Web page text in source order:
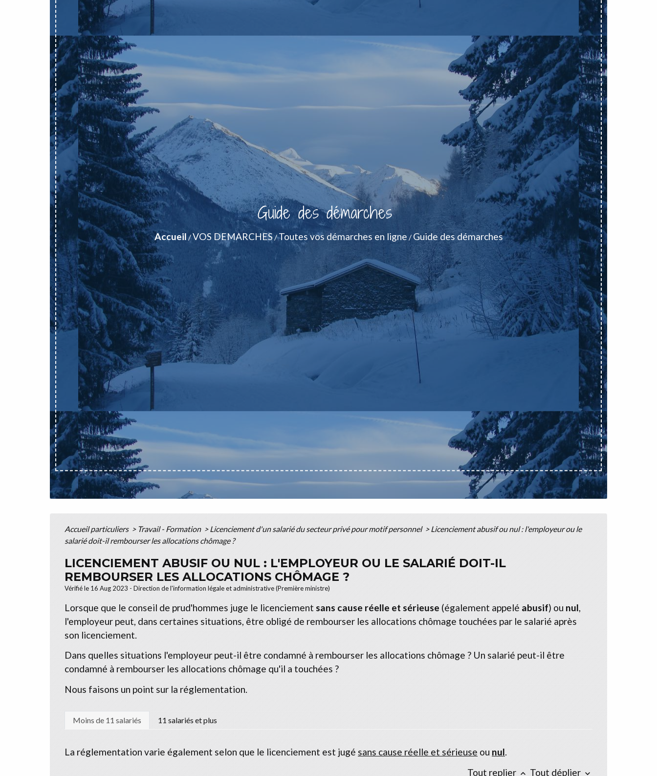
Guide des démarches
Accueil/VOS DEMARCHES /Toutes vos démarches en ligne / Guide des démarches
Accueil particuliers > Travail - Formation > Licenciement d'un salarié du secteur privé pour motif personnel > Licenciement abusif ou nul : l'employeur ou le
salarié doit-il rembourser les allocations chômage ?
LICENCIEMENT ABUSIF OU NUL : L'EMPLOYEUR OU LE SALARIÉ DOIT-IL
REMBOURSER LES ALLOCATIONS CHÔMAGE ?
Vérifié le 16 Aug 2023 - Direction de l'information légale et administrative (Première ministre)
Lorsque que le conseil de prud'hommes juge le licenciement sans cause réelle et sérieuse (également appelé abusif) ou nul,
l'employeur peut, dans certaines situations, être obligé de rembourser les allocations chômage touchées par le salarié après
son licenciement.
Dans quelles situations l'employeur peut-il être condamné à rembourser les allocations chômage ? Un salarié peut-il être
condamné à rembourser les allocations chômage qu'il a touchées ?
Nous faisons un point sur la réglementation.
Moins de 11 salariés 11 salariés et plus
La réglementation varie également selon que le licenciement est jugé sans cause réelle et sérieuse ou nul.
Tout replier keyboard_arrow_up Tout déplier keyboard_arrow_down